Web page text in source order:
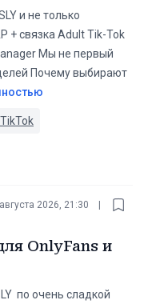
и не только
+ связка Adult Tik-Tok
Мы не первый
️Почему выбирают
TikTok
2026, 21:30
OnlyFans и
по очень сладкой